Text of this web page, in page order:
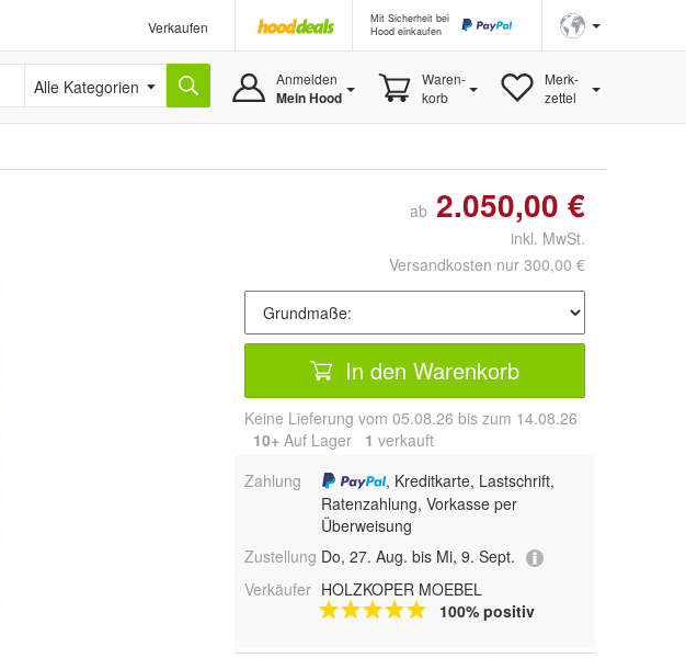
Verkaufen
Mit Sicherheit bei
Hood einkaufen
Alle Kategorien Anmelden
Mein Hood
Waren-
korb
Merk-
zettel
ab 2.050,00 €
inkl. MwSt.
Versandkosten nur 300,00 €
In den Warenkorb
Keine Lieferung vom 05.08.26 bis zum 14.08.26
10+ Auf Lager 1 verkauft
Zahlung
, Kreditkarte, Lastschrift,
Ratenzahlung, Vorkasse per
Überweisung
Zustellung Do, 27. Aug. bis Mi, 9. Sept.
Verkäufer HOLZKOPER MOEBEL
100% positiv